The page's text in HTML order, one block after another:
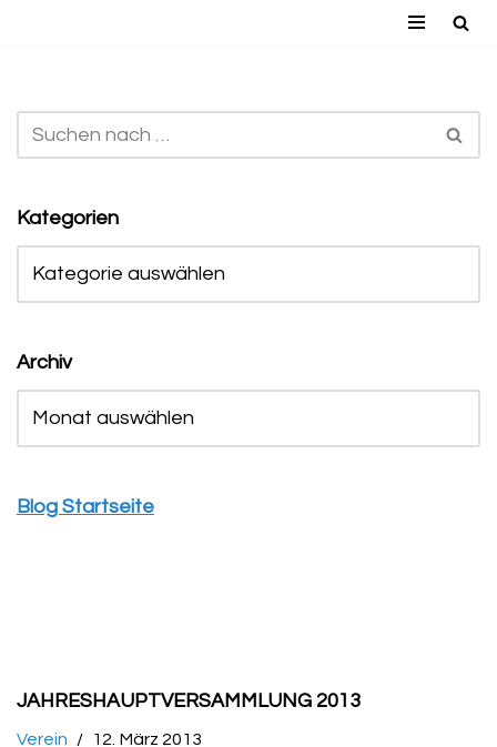
springen
Kategorien
Archiv
Blog Startseite
JAHRESHAUPTVERSAMMLUNG 2013
Verein 12. März 2013